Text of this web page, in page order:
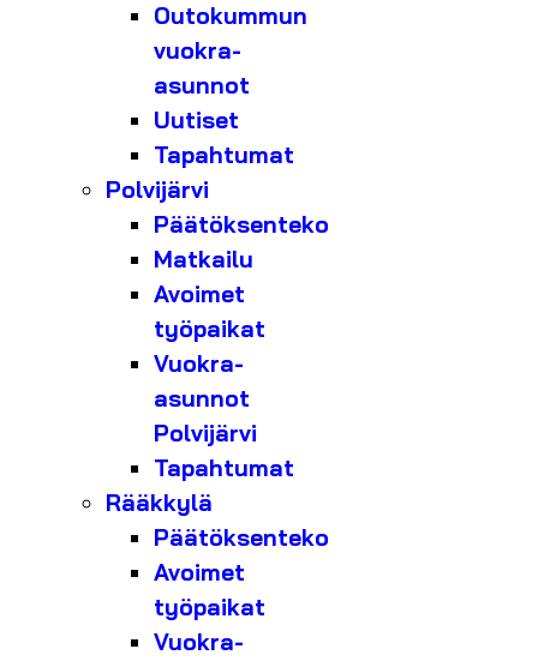
Outokummun
vuokra-
asunnot
Uutiset
Tapahtumat
Polvijärvi
Päätöksenteko
Matkailu
Avoimet
työpaikat
Vuokra-
asunnot
Polvijärvi
Tapahtumat
Rääkkylä
Päätöksenteko
Avoimet
työpaikat
Vuokra-